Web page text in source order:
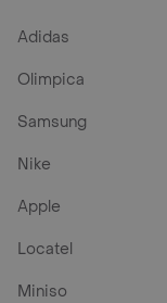
Adidas
Olimpica
Samsung
Nike
Apple
Locatel
Miniso